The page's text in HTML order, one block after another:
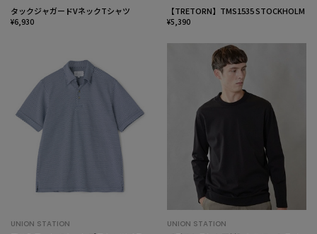
タックジャガードVネックTシャツ
¥6,930
【TRETORN】TMS1535 STOCKHOLM
¥5,390
UNION STATION UNION STATION